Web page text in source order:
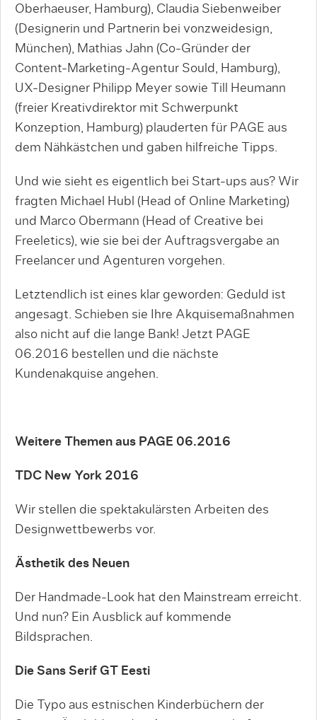
Oberhaeuser, Hamburg), Claudia Siebenweiber
(Designerin und Partnerin bei vonzweidesign,
München), Mathias Jahn (Co-Gründer der
Content-Marketing-Agentur Sould, Hamburg),
UX-Designer Philipp Meyer sowie Till Heumann
(freier Kreativdirektor mit Schwerpunkt
Konzeption, Hamburg) plauderten für PAGE aus
dem Nähkästchen und gaben hilfreiche Tipps.
Und wie sieht es eigentlich bei Start-ups aus? Wir
fragten Michael Hubl (Head of Online Marketing)
und Marco Obermann (Head of Creative bei
Freeletics), wie sie bei der Auftragsvergabe an
Freelancer und Agenturen vorgehen.
Letztendlich ist eines klar geworden: Geduld ist
angesagt. Schieben sie Ihre Akquisemaßnahmen
also nicht auf die lange Bank! Jetzt PAGE
06.2016 bestellen und die nächste
Kundenakquise angehen.
Weitere Themen aus PAGE 06.2016
TDC New York 2016
Wir stellen die spektakulärsten Arbeiten des
Designwettbewerbs vor.
Ästhetik des Neuen
Der Handmade-Look hat den Mainstream erreicht.
Und nun? Ein Ausblick auf kommende
Bildsprachen.
Die Sans Serif GT Eesti
Die Typo aus estnischen Kinderbüchern der